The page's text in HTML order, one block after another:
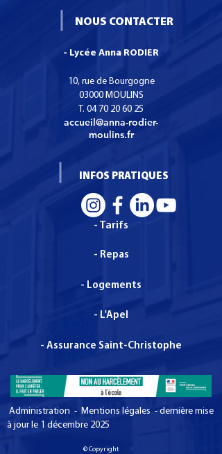
permettre ainsi d'acheter sur votre
site en toute sécurité.
sur vos modes de livraison afin de
rassurer vos clients et gagner leur
NOUS CONTACTER
- Lycée Anna RODIER
10, rue de Bourgogne
03000 MOULINS
T. 04 70 20 60 25
accueil@anna-rodier-
moulins.fr
INFOS PRATIQUES
- Tarifs
- Repas
- Logements
- L'Apel
- Assurance Saint-Christophe
Administration - Mentions légales - dernière mise
à jour le 1 décembre 2025
© Copyright